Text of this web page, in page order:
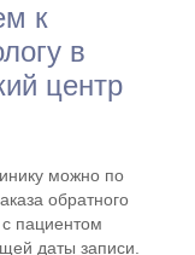
к
в
центр
можно по
обратного
пациентом
даты записи.